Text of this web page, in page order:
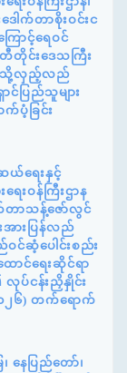
ေါက်တာစိုးဝင်းင
ောင့်ရေဝင်
တိုင်းဒေသကြီး
ယ်သို့လှည့်လည်
င်ပြည်သူများ
ပံ့ခြင်း
ရေးနှင့်
ေးဝန်ကြီးဌာန
တာသန့်ဇော်လွင်
ားပြန်လည်
င်ဆံ့ပေါင်းစည်း
ာင်ရေးဆိုင်ရာ
ပ်ငန်းညှိနှိုင်း
၂၆) တက်ရောက်
နေပြည်တော်၊